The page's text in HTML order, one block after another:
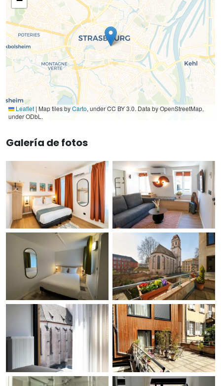
Leaflet | Map tiles byCarto, under CC BY 3.0. Data by OpenStreetMap,
under ODbL.
Galería de fotos